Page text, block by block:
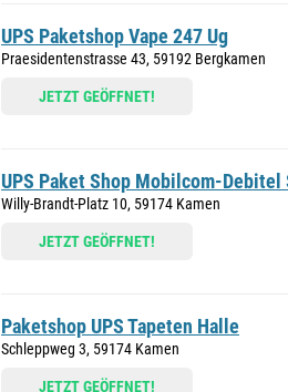
UPS Paketshop Vape 247 Ug
Praesidentenstrasse 43, 59192 Bergkamen
JETZT GEÖFFNET!
UPS Paket Shop Mobilcom-Debitel
Willy-Brandt-Platz 10, 59174 Kamen
JETZT GEÖFFNET!
Paketshop UPS Tapeten Halle
Schleppweg 3, 59174 Kamen
JETZT GEÖFFNET!